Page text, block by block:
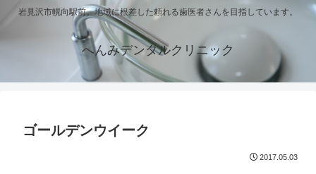
岩見沢市幌向駅前。地域に根差した頼れる歯医者さんを目指しています。
へんみデンタルクリニック
ゴールデンウイーク
2017.05.03